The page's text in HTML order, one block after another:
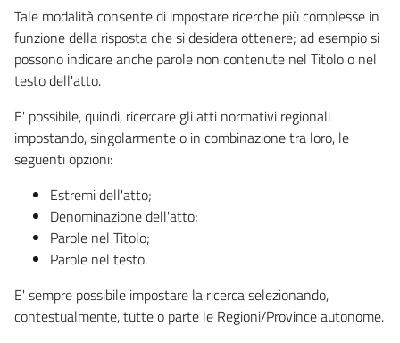
Tale modalità consente di impostare ricerche più complesse in
funzione della risposta che si desidera ottenere; ad esempio si
possono indicare anche parole non contenute nel Titolo o nel
testo dell'atto.
E' possibile, quindi, ricercare gli atti normativi regionali
impostando, singolarmente o in combinazione tra loro, le
seguenti opzioni:
Estremi dell'atto;
Denominazione dell'atto;
Parole nel Titolo;
Parole nel testo.
E' sempre possibile impostare la ricerca selezionando,
contestualmente, tutte o parte le Regioni/Province autonome.